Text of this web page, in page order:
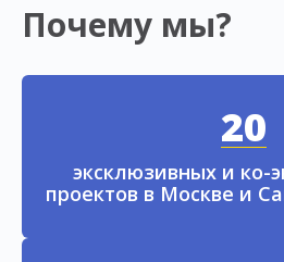
Почему мы?
20
эксклюзивных и ко-
проектов в Москве и